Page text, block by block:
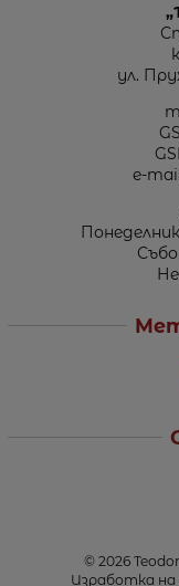
ул.
e-
© 2026
Изработка на